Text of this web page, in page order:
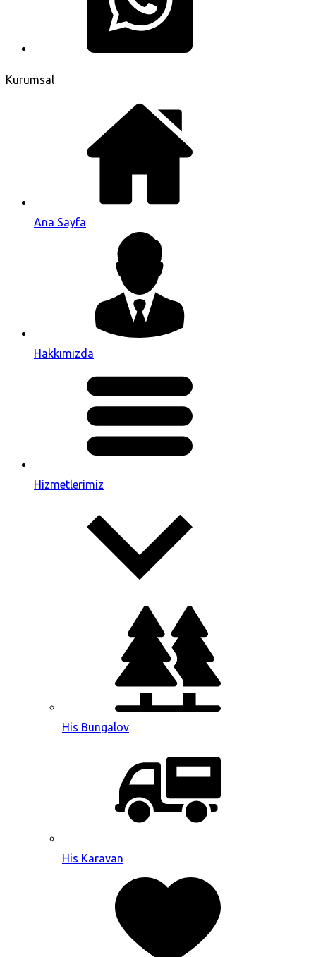
Kurumsal
Ana Sayfa
Hakkımızda
Hizmetlerimiz
His Bungalov
His Karavan